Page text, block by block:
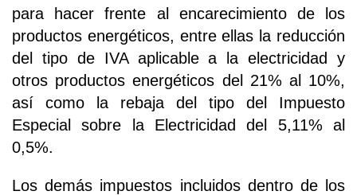
para hacer frente al encarecimiento de los
productos energéticos, entre ellas la reducción
del tipo de IVA aplicable a la electricidad y
otros productos energéticos del 21% al 10%,
así como la rebaja del tipo del Impuesto
Especial sobre la Electricidad del 5,11% al
0,5%.
Los demás impuestos incluidos dentro de los